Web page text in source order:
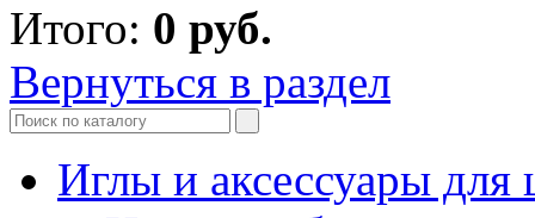
Итого: 0 руб.
Вернуться в раздел
Иглы и аксессуары